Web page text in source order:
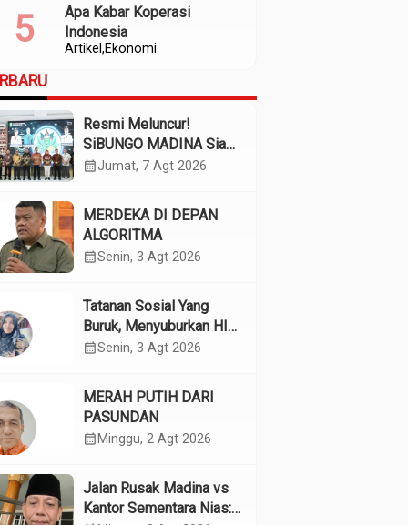
Artikel Ekonomi
Apa Kabar Koperasi
Indonesia
Resmi Meluncur!
SiBUNGO MADINA Siap
Optimalkan Pendapatan
calendar_monthJumat, 7 Agt 2026
MERDEKA DI DEPAN
ALGORITMA
calendar_monthSenin, 3 Agt 2026
Tatanan Sosial Yang
Buruk, Menyuburkan HIV
Pada Remaja
calendar_monthSenin, 3 Agt 2026
MERAH PUTIH DARI
PASUNDAN
calendar_month Minggu, 2 Agt 2026
Jalan Rusak Madina vs
Kantor Sementara Nias: